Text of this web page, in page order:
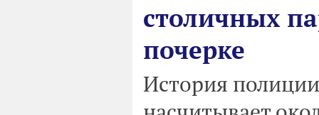
столичных
почерке
История